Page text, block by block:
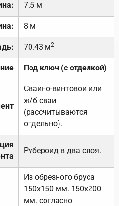
7.5 м
8 м
70.43 м2
Под ключ (с отделкой)
Свайно-винтовой или
ж/б сваи
(рассчитываются
отдельно).
Рубероид в два слоя.
Из обрезного бруса
150х150 мм. 150х200
мм. согласно